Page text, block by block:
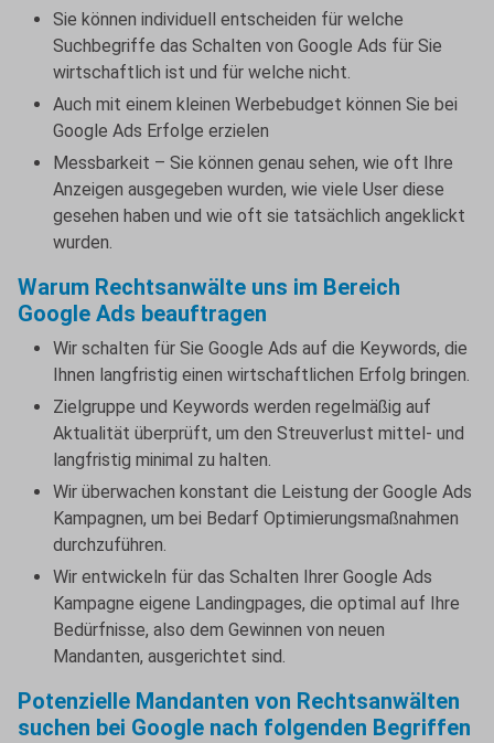
Sie können individuell entscheiden für welche
Suchbegriffe das Schalten von Google Ads für Sie
wirtschaftlich ist und für welche nicht.
Auch mit einem kleinen Werbebudget können Sie bei
Google Ads Erfolge erzielen
Messbarkeit – Sie können genau sehen, wie oft Ihre
Anzeigen ausgegeben wurden, wie viele User diese
gesehen haben und wie oft sie tatsächlich angeklickt
wurden.
Warum Rechtsanwälte uns im Bereich
Google Ads beauftragen
Wir schalten für Sie Google Ads auf die Keywords, die
Ihnen langfristig einen wirtschaftlichen Erfolg bringen.
Zielgruppe und Keywords werden regelmäßig auf
Aktualität überprüft, um den Streuverlust mittel- und
langfristig minimal zu halten.
Wir überwachen konstant die Leistung der Google Ads
Kampagnen, um bei Bedarf Optimierungsmaßnahmen
durchzuführen.
Wir entwickeln für das Schalten Ihrer Google Ads
Kampagne eigene Landingpages, die optimal auf Ihre
Bedürfnisse, also dem Gewinnen von neuen
Mandanten, ausgerichtet sind.
Potenzielle Mandanten von Rechtsanwälten
suchen bei Google nach folgenden Begriffen